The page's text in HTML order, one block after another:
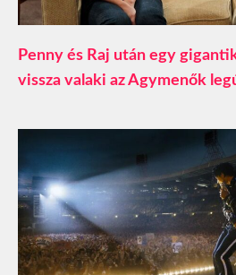
Penny és Raj után egy
vissza valaki az Agymenők